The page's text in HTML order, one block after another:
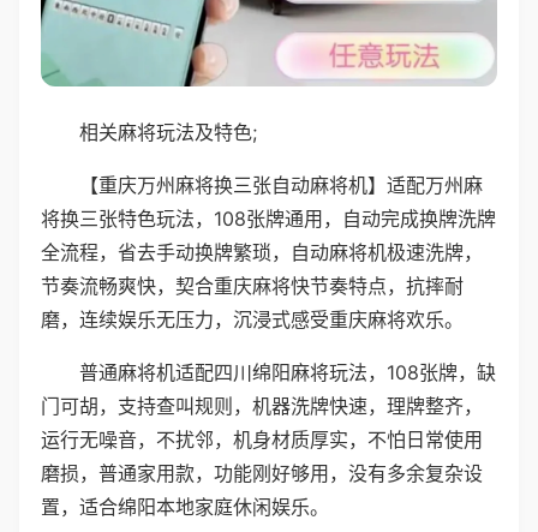
相关麻将玩法及特色;
【重庆万州麻将换三张自动麻将机】适配万州麻
将换三张特色玩法，108张牌通用，自动完成换牌洗牌
全流程，省去手动换牌繁琐，自动麻将机极速洗牌，
节奏流畅爽快，契合重庆麻将快节奏特点，抗摔耐
磨，连续娱乐无压力，沉浸式感受重庆麻将欢乐。
普通麻将机适配四川绵阳麻将玩法，108张牌，缺
门可胡，支持查叫规则，机器洗牌快速，理牌整齐，
运行无噪音，不扰邻，机身材质厚实，不怕日常使用
磨损，普通家用款，功能刚好够用，没有多余复杂设
置，适合绵阳本地家庭休闲娱乐。